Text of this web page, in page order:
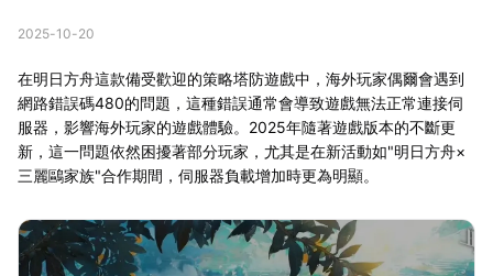
2025-10-20
在明日方舟這款備受歡迎的策略塔防遊戲中，海外玩家偶爾會遇到
網路錯誤碼480的問題，這種錯誤通常會導致遊戲無法正常連接伺
服器，影響海外玩家的遊戲體驗。2025年隨著遊戲版本的不斷更
新，這一問題依然困擾著部分玩家，尤其是在新活動如"明日方舟×
三麗鷗家族"合作期間，伺服器負載增加時更為明顯。